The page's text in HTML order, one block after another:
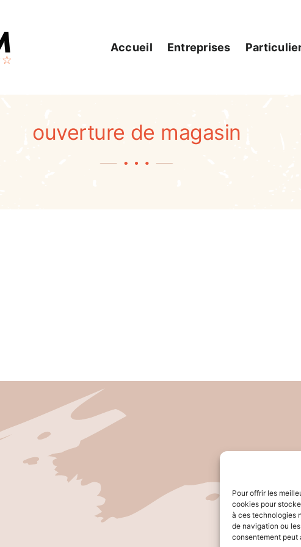
Pour offrir les
cookies pour
à ces technologies
de navigation ou
consentement peut
Accueil Entreprises
ouverture de magasin